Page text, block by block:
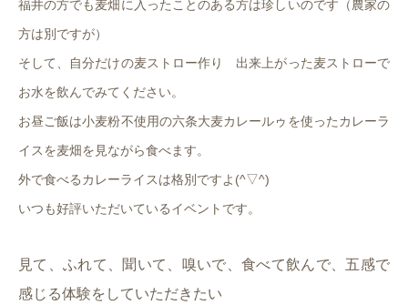
福井の方でも麦畑に入ったことのある方は珍しいのです（農家の
方は別ですが）
そして、自分だけの麦ストロー作り 出来上がった麦ストローで
お水を飲んでみてください。
お昼ご飯は小麦粉不使用の六条大麦カレールゥを使ったカレーラ
イスを麦畑を見ながら食べます。
外で食べるカレーライスは格別ですよ(^▽^)
いつも好評いただいているイベントです。
見て、ふれて、聞いて、嗅いで、食べて飲んで、五感で
感じる体験をしていただきたい